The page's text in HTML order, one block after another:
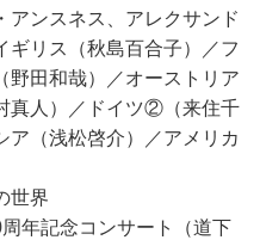
アンスネス、アレクサンド
ギリス（秋島百合子）／フ
野田和哉）／オーストリア
真人）／ドイツ②（来住千
ア（浅松啓介）／アメリカ
世界
年記念コンサート（道下